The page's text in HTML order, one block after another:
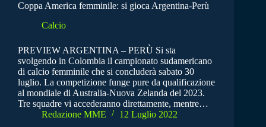
Coppa America femminile: si gioca Argentina-Perù
Calcio
PREVIEW ARGENTINA – PERÙ Si sta
svolgendo in Colombia il campionato sudamericano
di calcio femminile che si concluderà sabato 30
luglio. La competizione funge pure da qualificazione
al mondiale di Australia-Nuova Zelanda del 2023.
Tre squadre vi accederanno direttamente, mentre…
Redazione MME
12 Luglio 2022